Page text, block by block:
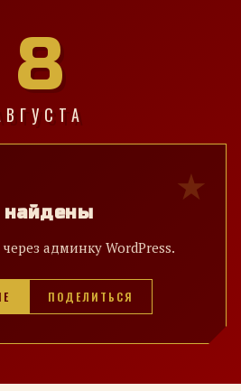
8
найдены
админку WordPress.
ПОДЕЛИТЬСЯ